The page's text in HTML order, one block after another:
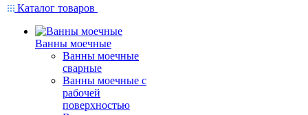
Каталог товаров
Ванны моечные
Ванны моечные
сварные
Ванны моечные с
рабочей
поверхностью